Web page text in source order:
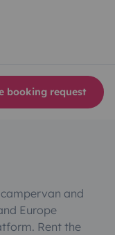
booking request
and
Europe
Rent the